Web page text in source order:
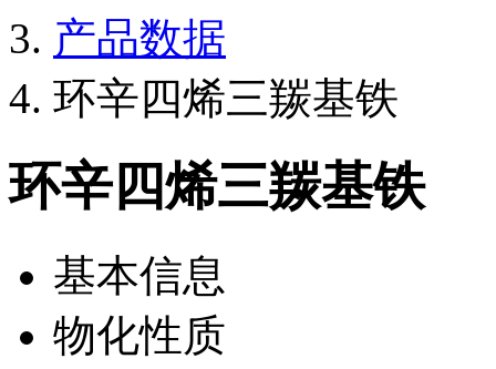
产品数据
环辛四烯三羰基铁
环辛四烯三羰基铁
基本信息
物化性质